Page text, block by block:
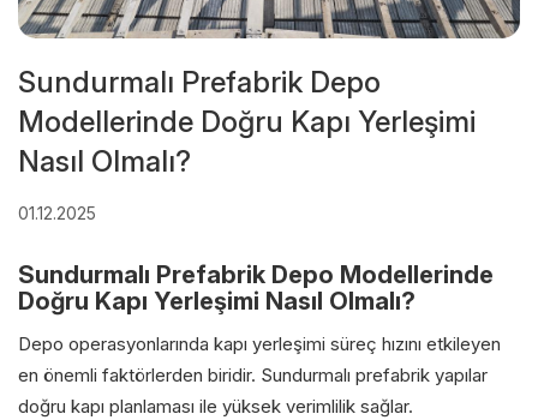
Sundurmalı Prefabrik Depo
Modellerinde Doğru Kapı Yerleşimi
Nasıl Olmalı?
01.12.2025
Sundurmalı Prefabrik Depo Modellerinde
Doğru Kapı Yerleşimi Nasıl Olmalı?
Depo operasyonlarında kapı yerleşimi süreç hızını etkileyen
en önemli faktörlerden biridir. Sundurmalı prefabrik yapılar
doğru kapı planlaması ile yüksek verimlilik sağlar.